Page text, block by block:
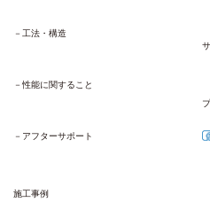
－工法・構造
－性能に関すること
－アフターサポート
施工事例